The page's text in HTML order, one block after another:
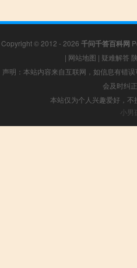
Copyright © 2012 - 2026 千问千答百科网
| 网站地图 | 疑难解答
声明：本站内容来自互联网，如信息有错
会及时纠
本站仅为个人兴趣爱好，
小男